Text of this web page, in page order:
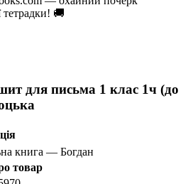
тетрадки! 🚚
для письма 1 клас 1ч (до
книга — Богдан
товар